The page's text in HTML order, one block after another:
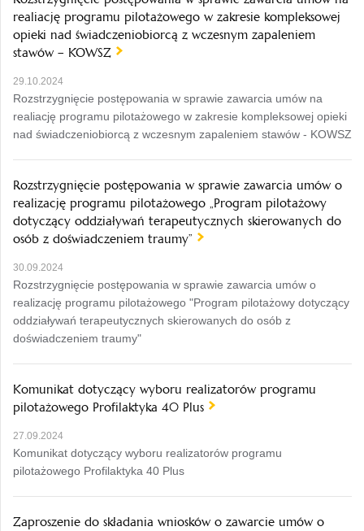
realiację programu pilotażowego w zakresie kompleksowej
opieki nad świadczeniobiorcą z wczesnym zapaleniem
stawów – KOWSZ
29.10.2024
Rozstrzygnięcie postępowania w sprawie zawarcia umów na
realiację programu pilotażowego w zakresie kompleksowej opieki
nad świadczeniobiorcą z wczesnym zapaleniem stawów - KOWSZ
Rozstrzygnięcie postępowania w sprawie zawarcia umów o
realizację programu pilotażowego „Program pilotażowy
dotyczący oddziaływań terapeutycznych skierowanych do
osób z doświadczeniem traumy”
30.09.2024
Rozstrzygnięcie postępowania w sprawie zawarcia umów o
realizację programu pilotażowego "Program pilotażowy dotyczący
oddziaływań terapeutycznych skierowanych do osób z
doświadczeniem traumy"
Komunikat dotyczący wyboru realizatorów programu
pilotażowego Profilaktyka 40 Plus
27.09.2024
Komunikat dotyczący wyboru realizatorów programu
pilotażowego Profilaktyka 40 Plus
Zaproszenie do składania wniosków o zawarcie umów o